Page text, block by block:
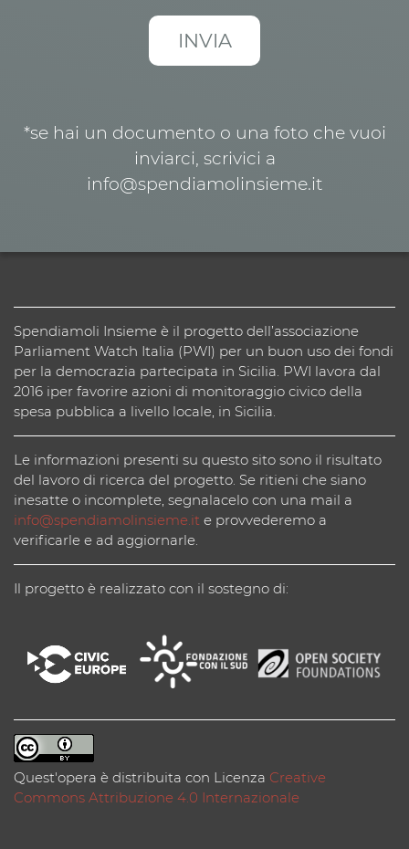
*se hai un documento o una foto che vuoi
inviarci, scrivici a
info@spendiamolinsieme.it
Spendiamoli Insieme è il progetto dell’associazione
Parliament Watch Italia (PWI) per un buon uso dei fondi
per la democrazia partecipata in Sicilia. PWI lavora dal
2016 iper favorire azioni di monitoraggio civico della
spesa pubblica a livello locale, in Sicilia.
Le informazioni presenti su questo sito sono il risultato
del lavoro di ricerca del progetto. Se ritieni che siano
inesatte o incomplete, segnalacelo con una mail a
info@spendiamolinsieme.it e provvederemo a
verificarle e ad aggiornarle.
Il progetto è realizzato con il sostegno di:
Quest'opera è distribuita con Licenza Creative
Commons Attribuzione 4.0 Internazionale